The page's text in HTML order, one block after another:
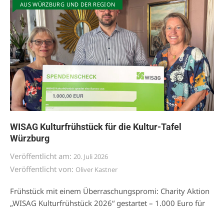
AUS WÜRZBURG UND DER REGION
WISAG Kulturfrühstück für die Kultur-Tafel
Würzburg
Veröffentlicht am: 20. Juli 2026
Veröffentlicht von: Oliver Kastner
Frühstück mit einem Überraschungspromi: Charity Aktion
„WISAG Kulturfrühstück 2026“ gestartet – 1.000 Euro für